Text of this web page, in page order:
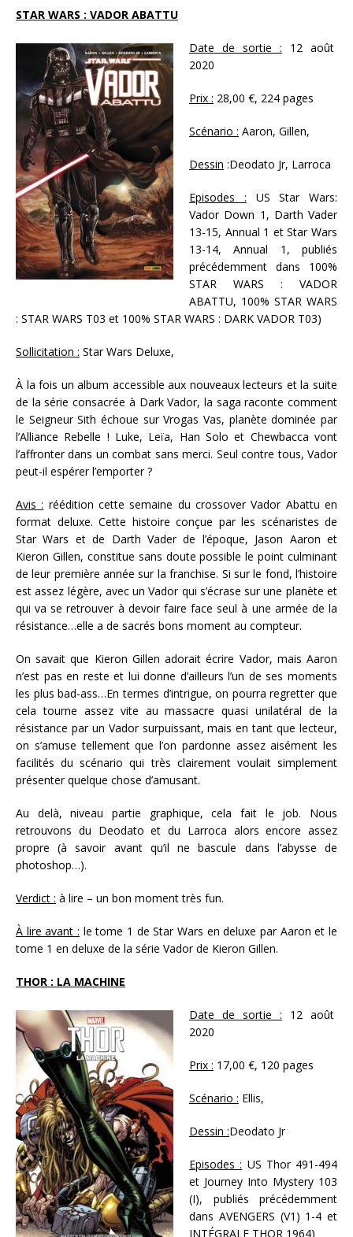
STAR WARS : VADOR ABATTU
Date de sortie : 12 août
2020
Prix : 28,00 €, 224 pages
Scénario : Aaron, Gillen,
Dessin :Deodato Jr, Larroca
Episodes : US Star Wars:
Vador Down 1, Darth Vader
13-15, Annual 1 et Star Wars
13-14, Annual 1, publiés
précédemment dans 100%
STAR WARS : VADOR
ABATTU, 100% STAR WARS
: STAR WARS T03 et 100% STAR WARS : DARK VADOR T03)
Sollicitation : Star Wars Deluxe,
À la fois un album accessible aux nouveaux lecteurs et la suite
de la série consacrée à Dark Vador, la saga raconte comment
le Seigneur Sith échoue sur Vrogas Vas, planète dominée par
l’Alliance Rebelle ! Luke, Leïa, Han Solo et Chewbacca vont
l’affronter dans un combat sans merci. Seul contre tous, Vador
peut-il espérer l’emporter ?
Avis : réédition cette semaine du crossover Vador Abattu en
format deluxe. Cette histoire conçue par les scénaristes de
Star Wars et de Darth Vader de l’époque, Jason Aaron et
Kieron Gillen, constitue sans doute possible le point culminant
de leur première année sur la franchise. Si sur le fond, l’histoire
est assez légère, avec un Vador qui s’écrase sur une planète et
qui va se retrouver à devoir faire face seul à une armée de la
résistance…elle a de sacrés bons moment au compteur.
On savait que Kieron Gillen adorait écrire Vador, mais Aaron
n’est pas en reste et lui donne d’ailleurs l’un de ses moments
les plus bad-ass…En termes d’intrigue, on pourra regretter que
cela tourne assez vite au massacre quasi unilatéral de la
résistance par un Vador surpuissant, mais en tant que lecteur,
on s’amuse tellement que l’on pardonne assez aisément les
facilités du scénario qui très clairement voulait simplement
présenter quelque chose d’amusant.
Au delà, niveau partie graphique, cela fait le job. Nous
retrouvons du Deodato et du Larroca alors encore assez
propre (à savoir avant qu’il ne bascule dans l’abysse de
photoshop…).
Verdict : à lire – un bon moment très fun.
À lire avant : le tome 1 de Star Wars en deluxe par Aaron et le
tome 1 en deluxe de la série Vador de Kieron Gillen.
THOR : LA MACHINE
Date de sortie : 12 août
2020
Prix : 17,00 €, 120 pages
Scénario : Ellis,
Dessin :Deodato Jr
Episodes : US Thor 491-494
et Journey Into Mystery 103
(I), publiés précédemment
dans AVENGERS (V1) 1-4 et
INTÉGRALE THOR 1964)